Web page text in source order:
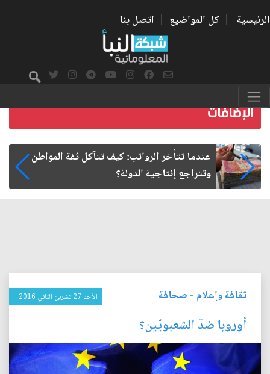
الرئيسية | كل المواضيع | اتصل بنا
صمت الطريق بعد الأربعين
ثقافة وإعلام - صحافة الأحد 27 تشرين الثاني 2016
أوروبا ضدّ الشعبويّين؟